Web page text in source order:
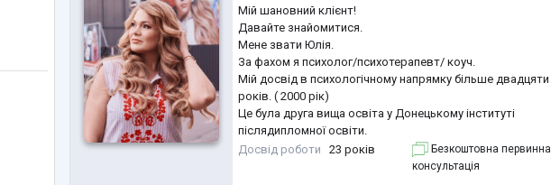
Мій шановний клієнт!
Давайте знайомитися.
Мене звати Юлія.
За фахом я психолог/психотерапевт/ коуч.
Мій досвід в психологічному напрямку більше двадцяти
років. ( 2000 рік)
Це була друга вища освіта у Донецькому інституті
післядипломної освіти.
У 2019 році до своїх психологічних знань добавила і
Досвід роботи 23 років
Безкоштовна первинна
консультація